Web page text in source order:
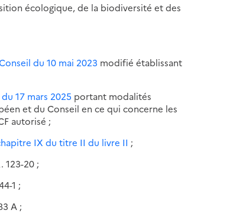
écologique, de la biodiversité et des
du 10 mai 2023 modifié établissant
17 mars 2025 portant modalités
et du Conseil en ce qui concerne les
autorisé ;
IX du titre II du livre II ;
123-20 ;
1 ;
A ;